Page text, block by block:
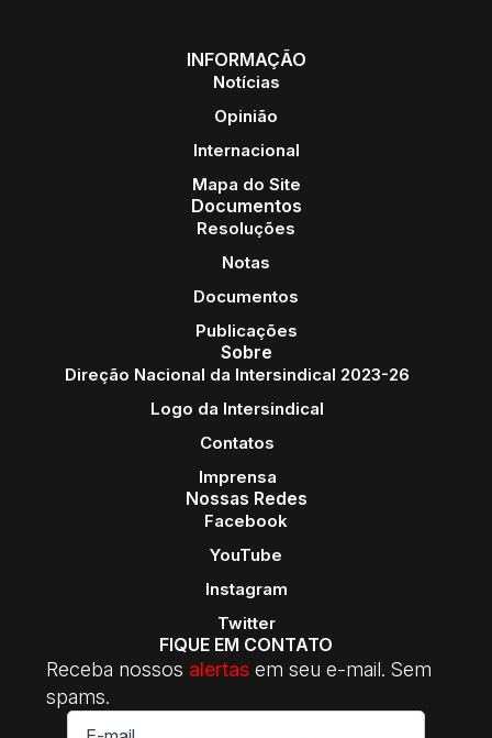
INFORMAÇÃO
Notícias
Opinião
Internacional
Mapa do Site
Documentos
Resoluções
Notas
Documentos
Publicações
Sobre
Direção Nacional da Intersindical 2023-26
Logo da Intersindical
Contatos
Imprensa
Nossas Redes
Facebook
YouTube
Instagram
Twitter
FIQUE EM CONTATO
Receba nossos alertas em seu e-mail. Sem
spams.
E-